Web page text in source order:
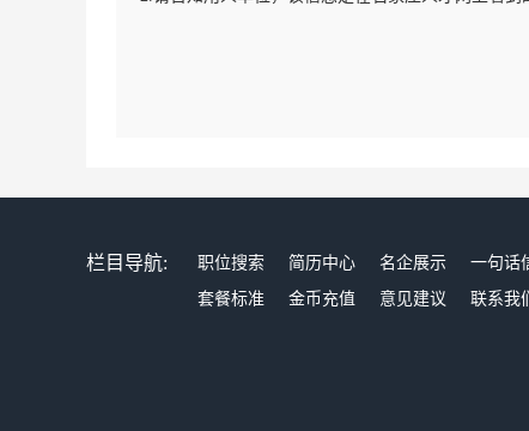
栏目导航: 职位搜索 简历中心 名企展示 一句话
套餐标准
金币充值 意见建议 联系我们